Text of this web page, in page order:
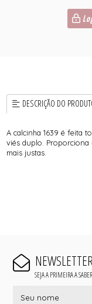
DESCRIÇÃO DO
A calcinha 1639 é feita
viés duplo. Proporciona
mais justas.
SEJA A PRIMEIRA A